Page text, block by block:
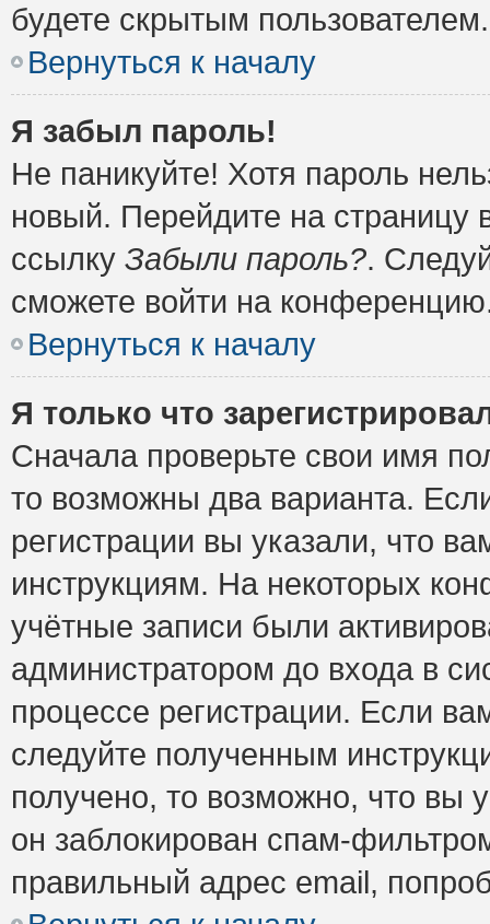
будете скрытым пользователем.
Вернуться к началу
Я забыл пароль!
Не паникуйте! Хотя пароль
новый. Перейдите на
ссылку Забыли пароль?.
сможете войти на
Вернуться к началу
Я только что
Сначала проверьте свои имя
то возможны два варианта.
регистрации вы указали, что
инструкциям. На некоторых
учётные записи были
администратором до входа в
процессе регистрации. Если
следуйте полученным
получено, то возможно, что вы
он заблокирован спам-
правильный адрес email,